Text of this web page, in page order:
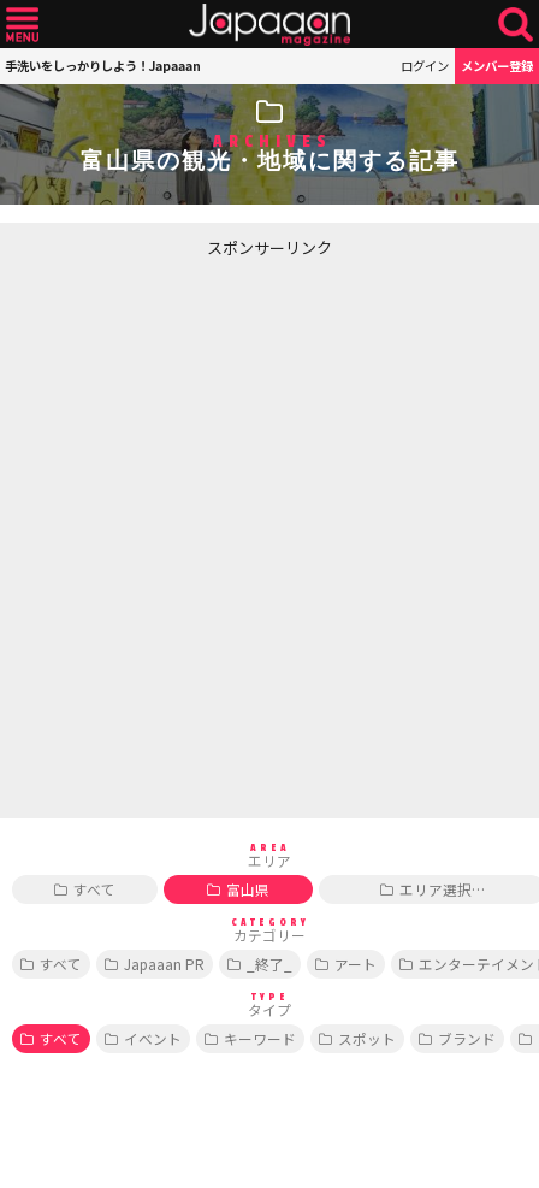
手洗いをしっかりしよう！Japaaan ログイン メンバー登録
ARCHIVES
富山県の観光・地域に関する記事
スポンサーリンク
AREA
エリア
すべて
富山県 エリア選択…
CATEGORY
カテゴリー
すべて
Japaaan PR _終了_ アート エンターテイメン
TYPE
タイプ
すべて
イベント キーワード スポット ブランド